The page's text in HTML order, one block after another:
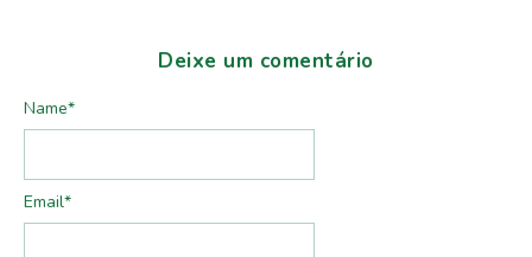
Deixe um comentário
Name*
Email*